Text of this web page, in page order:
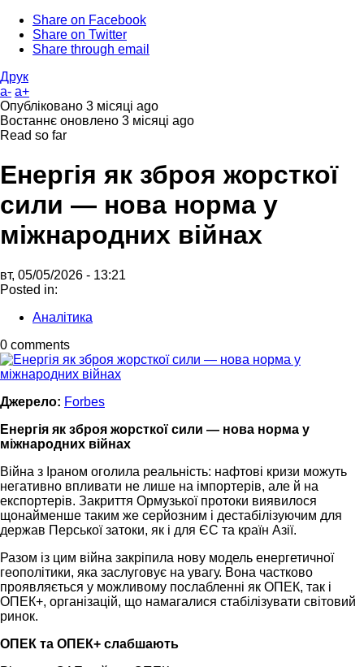
Share on Facebook
Share on Twitter
Share through email
Друк
a- a+
Опубліковано 3 місяці ago
Востаннє оновлено 3 місяці ago
Read so far
Енергія як зброя жорсткої
сили — нова норма у
міжнародних війнах
вт, 05/05/2026 - 13:21
Posted in:
Аналітика
0 comments
Джерело: Forbes
Енергія як зброя жорсткої сили — нова норма у
міжнародних війнах
Війна з Іраном оголила реальність: нафтові кризи можуть
негативно впливати не лише на імпортерів, але й на
експортерів. Закриття Ормузької протоки виявилося
щонайменше таким же серйозним і дестабілізуючим для
держав Перської затоки, як і для ЄС та країн Азії.
Разом із цим війна закріпила нову модель енергетичної
геополітики, яка заслуговує на увагу. Вона частково
проявляється у можливому послабленні як ОПЕК, так і
ОПЕК+, організацій, що намагалися стабілізувати світовий
ринок.
ОПЕК та ОПЕК+ слабшають